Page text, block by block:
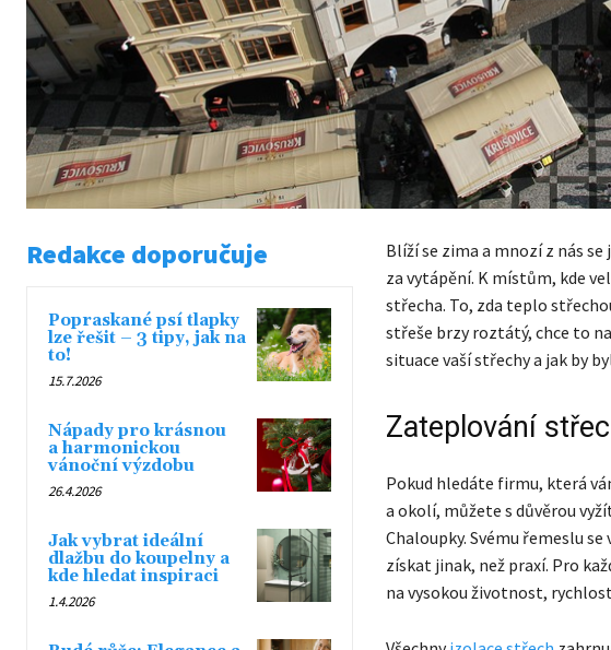
Redakce doporučuje
Popraskané psí tlapky
lze řešit – 3 tipy, jak na
to!
15.7.2026
Nápady pro krásnou
a harmonickou
vánoční výzdobu
26.4.2026
Jak vybrat ideální
dlažbu do koupelny a
kde hledat inspiraci
1.4.2026
Blíží se zima a mnozí z nás
za vytápění. K místům, kde
střecha. To, zda teplo
střeše brzy roztátý, chce to
situace vaší střechy a jak by
Zateplování
Pokud hledáte firmu, která
a okolí, můžete s důvěrou
Chaloupky. Svému řemeslu
získat jinak, než praxí. Pro
na vysokou životnost,